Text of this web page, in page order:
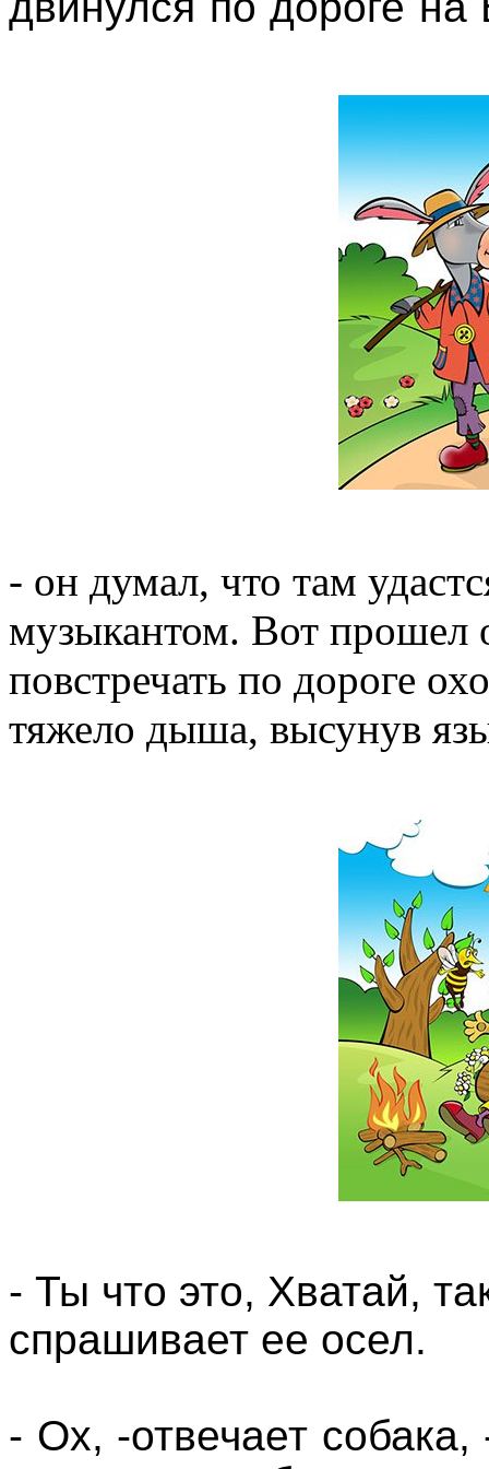
- он думал, что там
музыкантом. Вот прошел
повстречать по дороге
тяжело дыша, высунув
- Ты что это, Хватай,
спрашивает ее осел.
- Ox, -отвечает